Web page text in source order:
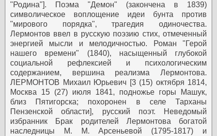
"Родина"]. Поэма "Демон" (закончена в 1839)
символическое воплощение идеи бунта против
"мирового порядка", трагедия одиночества.
Лермонтов ввел в русскую поэзию стих, отмеченный
энергией мысли и мелодичностью. Роман "Герой
нашего времени" (1840), насыщенный глубокой
социальной рефлексией и психологическим
содержанием, вершина реализма Лермонтова.
ЛЕРМОНТОВ Михаил Юрьевич [3 (15) октября 1814,
Москва 15 (27) июля 1841, подножье горы Машук,
близ Пятигорска; похоронен в селе Тарханы
Пензенской области], русский поэт.
Неведомый
избранник
Брак родителей Лермонтова богатой
наследницы М. М. Арсеньевой (1795-1817) и